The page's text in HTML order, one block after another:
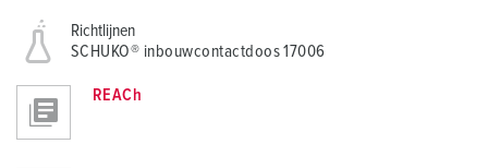
Richtlijnen
SCHUKO® inbouwcontactdoos 17006
REACh